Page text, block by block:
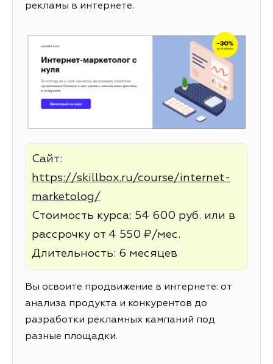
рекламы в интернете.
Сайт:
https://skillbox.ru/course/internet-
marketolog/
Стоимость курса: 54 600 руб. или в
рассрочку от 4 550 ₽/мес.
Длительность: 6 месяцев
Вы освоите продвижение в интернете: от
анализа продукта и конкурентов до
разработки рекламных кампаний под
разные площадки.